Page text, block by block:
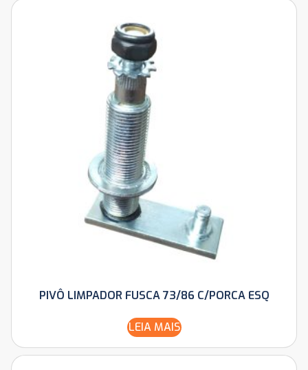
PIVÔ LIMPADOR FUSCA 73/86 C/PORCA ESQ
LEIA MAIS